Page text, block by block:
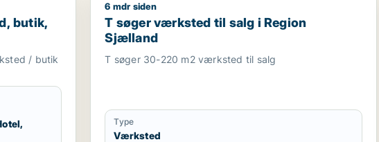
klinik, restaurant, boligudlejningsejendom, hotel eller
butik,
/ butik
T søger værksted til salg i Region Sjælland
6 mdr siden
T søger værksted til salg i Region
Sjælland
T søger 30-220 m2 værksted til salg
Type
Værksted